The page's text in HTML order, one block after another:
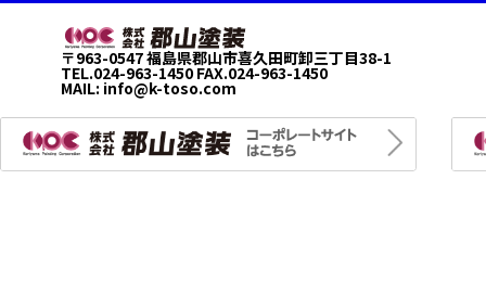
〒963-0547 福島県郡山市喜久田町卸三丁目38-1
TEL.024-963-1450 FAX.024-963-1450
MAIL: info@k-toso.com